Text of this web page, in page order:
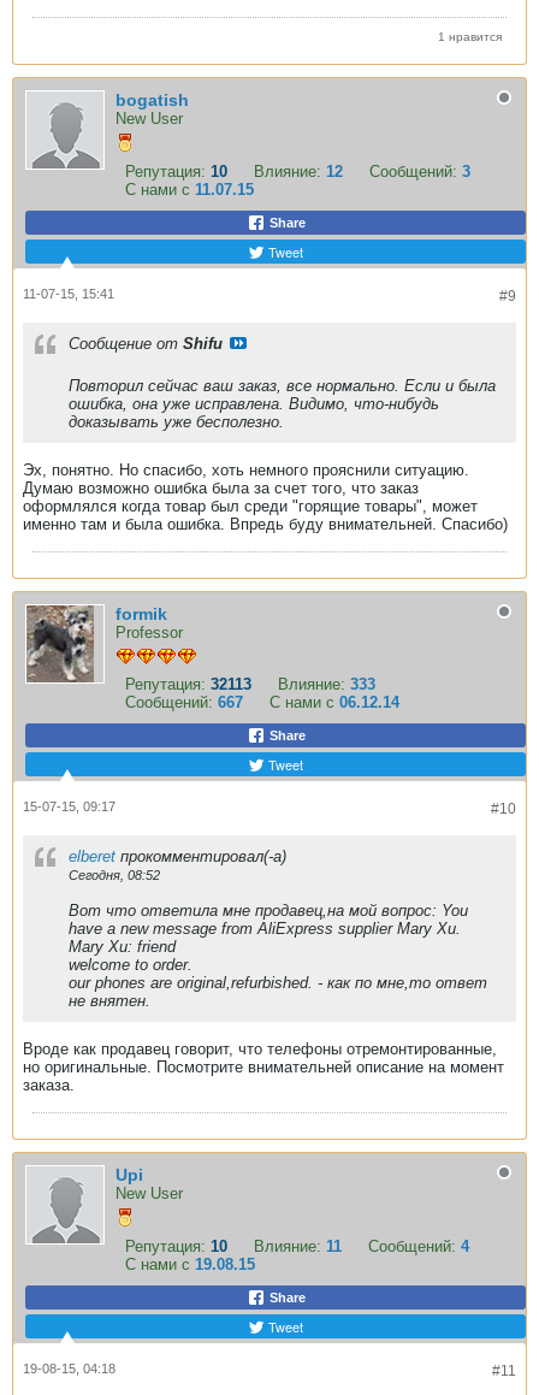
1 нравится
bogatish
New User
Репутация: 10 Влияние: 12 Сообщений: 3
С нами с 11.07.15
Share
Tweet
#9
11-07-15, 15:41
Сообщение от Shifu
Повторил сейчас ваш заказ, все нормально. Если и была
ошибка, она уже исправлена. Видимо, что-нибудь
доказывать уже бесполезно.
Эх, понятно. Но спасибо, хоть немного прояснили ситуацию.
Думаю возможно ошибка была за счет того, что заказ
оформлялся когда товар был среди "горящие товары", может
именно там и была ошибка. Впредь буду внимательней. Спасибо)
formik
Professor
Репутация: 32113 Влияние: 333
Сообщений: 667 С нами с 06.12.14
Share
Tweet
#10
15-07-15, 09:17
elberet прокомментировал(-а)
Сегодня, 08:52
Вот что ответила мне продавец,на мой вопрос: You
have a new message from AliExpress supplier Mary Xu.
Mary Xu: friend
welcome to order.
our phones are original,refurbished. - как по мне,то ответ
не внятен.
Вроде как продавец говорит, что телефоны отремонтированные,
но оригинальные. Посмотрите внимательней описание на момент
заказа.
Upi
New User
Репутация: 10 Влияние: 11 Сообщений: 4
С нами с 19.08.15
Share
Tweet
#11
19-08-15, 04:18